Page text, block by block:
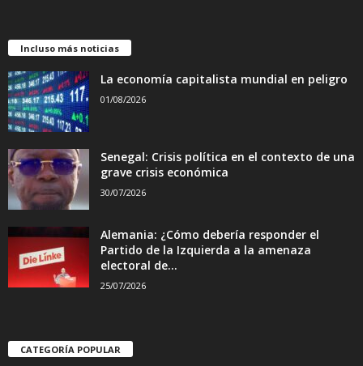
Incluso más noticias
La economía capitalista mundial en peligro
01/08/2026
Senegal: Crisis política en el contexto de una
grave crisis económica
30/07/2026
Alemania: ¿Cómo debería responder el
Partido de la Izquierda a la amenaza
electoral de...
25/07/2026
CATEGORÍA POPULAR